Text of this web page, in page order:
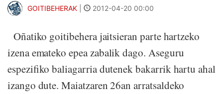
GOITIBEHERAK 2012-04-20 00:00
Oñatiko goitibehera jaitsieran parte hartzeko
izena emateko epea zabalik dago. Aseguru
espezifiko baliagarria dutenek bakarrik hartu ahal
izango dute. Maiatzaren 26an arratsaldeko